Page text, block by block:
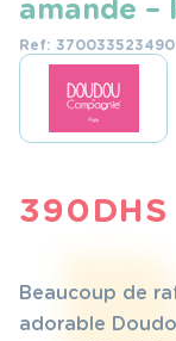
amande –
Ref:
390DHS
Beaucoup de
adorable